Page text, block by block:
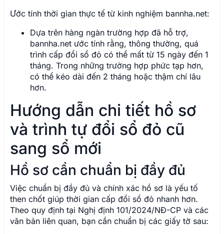
Ước tính thời gian thực tế từ kinh nghiệm bannha.net:
Dựa trên hàng ngàn trường hợp đã hỗ trợ,
bannha.net ước tính rằng, thông thường, quá
trình cấp đổi sổ đỏ có thể mất từ 15 ngày đến 1
tháng. Trong những trường hợp phức tạp hơn,
có thể kéo dài đến 2 tháng hoặc thậm chí lâu
hơn.
Hướng dẫn chi tiết hồ sơ
và trình tự đổi sổ đỏ cũ
sang sổ mới
Hồ sơ cần chuẩn bị đầy đủ
Việc chuẩn bị đầy đủ và chính xác hồ sơ là yếu tố
then chốt giúp thời gian cấp đổi sổ đỏ nhanh hơn.
Theo quy định tại Nghị định 101/2024/NĐ-CP và các
văn bản liên quan, bạn cần chuẩn bị các giấy tờ sau: